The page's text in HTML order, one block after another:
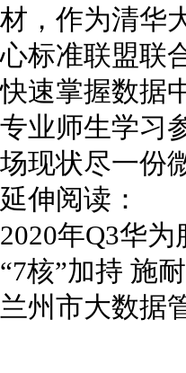
材，作为清华
心标准联盟联
快速掌握数据
专业师生学习
场现状尽一份
延伸阅读：
2020年Q3华
“7核”加持 施
兰州市大数据